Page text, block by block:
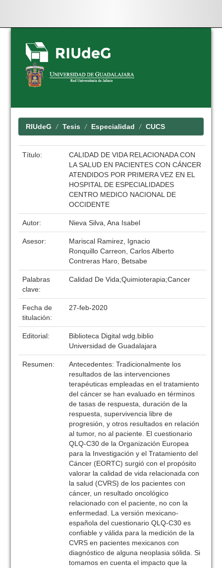
Skip
navigation
RIUdeG Tesis Especialidad CUCS
Título:
CALIDAD DE VIDA RELACIONADA CON
LA SALUD EN PACIENTES CON CÁNCER
ATENDIDOS POR PRIMERA VEZ EN EL
HOSPITAL DE ESPECIALIDADES
CENTRO MEDICO NACIONAL DE
OCCIDENTE
Autor: Nieva Silva, Ana Isabel
Asesor:
Mariscal Ramirez, Ignacio
Ronquillo Carreon, Carlos Alberto
Contreras Haro, Betsabe
Palabras
clave:
Calidad De Vida;Quimioterapia;Cancer
Fecha de
titulación:
27-feb-2020
Editorial:
Biblioteca Digital wdg.biblio
Universidad de Guadalajara
Resumen:
Antecedentes: Tradicionalmente los
resultados de las intervenciones
terapéuticas empleadas en el tratamiento
del cáncer se han evaluado en términos
de tasas de respuesta, duración de la
respuesta, supervivencia libre de
progresión, y otros resultados en relación
al tumor, no al paciente. El cuestionario
QLQ-C30 de la Organización Europea
para la Investigación y el Tratamiento del
Cáncer (EORTC) surgió con el propósito
valorar la calidad de vida relacionada con
la salud (CVRS) de los pacientes con
cáncer, un resultado oncológico
relacionado con el paciente, no con la
enfermedad. La versión mexicano-
española del cuestionario QLQ-C30 es
confiable y válida para la medición de la
CVRS en pacientes mexicanos con
diagnóstico de alguna neoplasia sólida. Si
tomamos en cuenta el impacto que la